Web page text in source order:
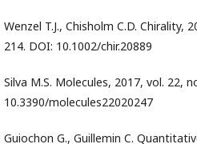
Wenzel T.J., Chisholm C.D. Chirality,
214. DOI: 10.1002/chir.20889
Silva M.S. Molecules, 2017, vol. 22,
10.3390/molecules22020247
Guiochon G., Guillemin C.